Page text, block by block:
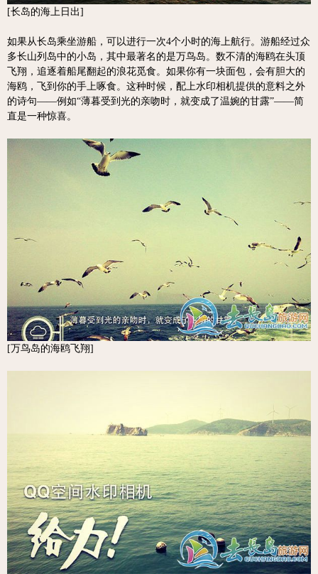
[长岛的海上日出]
如果从长岛乘坐游船，可以进行一次4个小时的海上航行。游船经过众
多长山列岛中的小岛，其中最著名的是万鸟岛。数不清的海鸥在头顶
飞翔，追逐着船尾翻起的浪花觅食。如果你有一块面包，会有胆大的
海鸥，飞到你的手上啄食。这种时候，配上水印相机提供的意料之外
的诗句——例如“薄暮受到光的亲吻时，就变成了温婉的甘露”——简
直是一种惊喜。
[万鸟岛的海鸥飞翔]